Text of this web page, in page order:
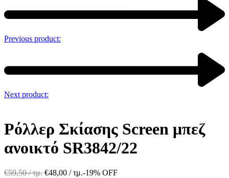
Previous product:
Next product:
Ρόλλερ Σκίασης Screen μπεζ
ανοικτό SR3842/22
€59,50/ τμ. €48,00 / τμ.-19% OFF